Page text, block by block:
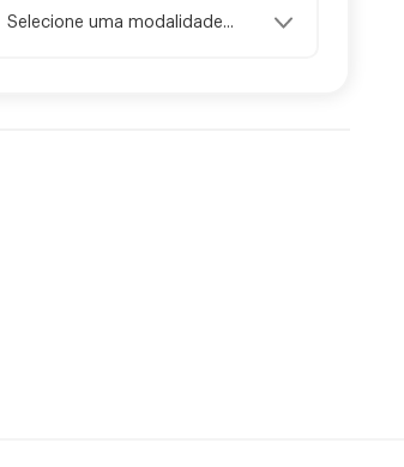
Selecione uma modalidade...